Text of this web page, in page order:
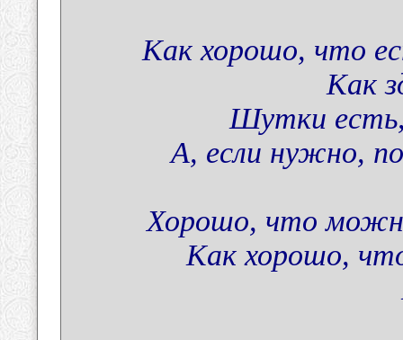
Как хорошо, что
Как
Шутки
А, если нужно,
Хорошо, что
Как хорошо,